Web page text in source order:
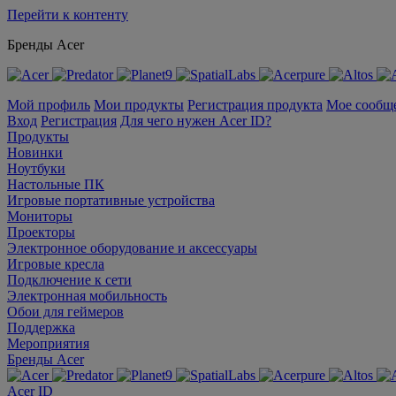
Перейти к контенту
Бренды Acer
Мой профиль Мои продукты Регистрация продукта Мое
Вход Регистрация Для чего нужен Acer ID?
Продукты
Новинки
Ноутбуки
Настольные ПК
Игровые портативные устройства
Мониторы
Проекторы
Электронное оборудование и аксессуары
Игровые кресла
Подключение к сети
Электронная мобильность
Обои для геймеров
Поддержка
Мероприятия
Бренды Acer
Acer ID